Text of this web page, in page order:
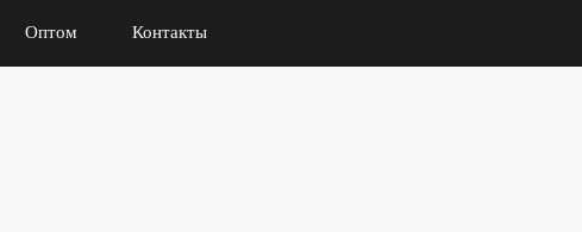
Оптом Контакты